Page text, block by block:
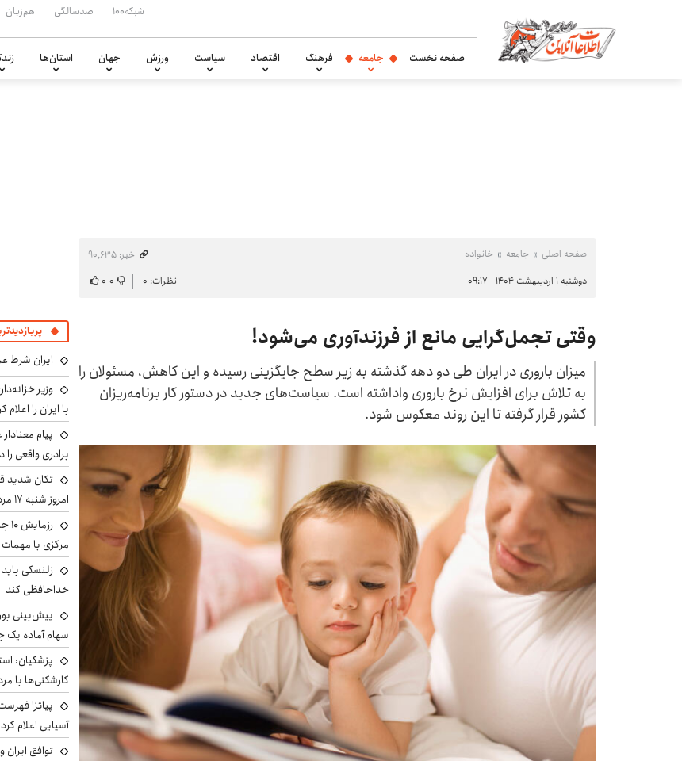
شبکه۱۰۰ صدسالگی هم‌زبان
صفحه نخست جامعه فرهنگ اقتصاد سیاست ورزش جهان استان‌ها
صفحه اصلی جامعه خانواده
خبر: ۹۰٬۶۳۵
دوشنبه ۱ اردیبهشت ۱۴۰۴ - ۰۹:۱۷
نظرات: ۰ ۰-۰
وقتی تجمل‌گرایی مانع از فرزندآوری می‌شود!
میزان باروری در ایران طی دو دهه گذشته به زیر سطح جایگزینی رسیده و این کاهش، مسئولان را
به تلاش برای افزایش نرخ باروری واداشته است. سیاست‌های جدید در دستور کار برنامه‌ریزان
کشور قرار گرفته تا این روند معکوس شود.
ایران شرط
وزیر
با ایران را اعلام
پیام
برادری واقعی
تکان شدید
امروز شنبه ۱۷ مرداد ۱۴۰۵
مرکزی با
زلنسکی
خداحافظی کند
سهام آماده
پزشکیان:
کارشکنی‌ها با
پیاتزا
آسیایی اعلام کرد
توافق ایران